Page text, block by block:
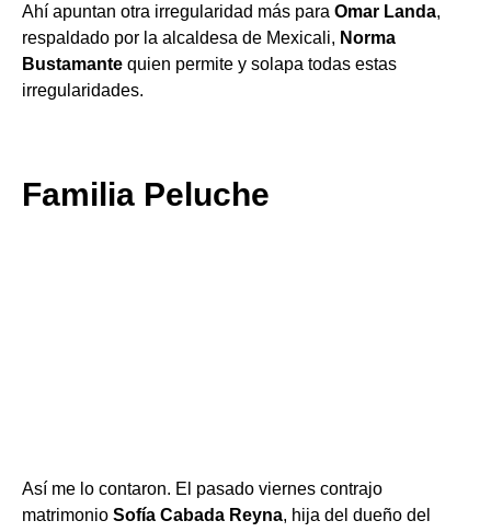
Ahí apuntan otra irregularidad más para Omar Landa,
respaldado por la alcaldesa de Mexicali, Norma
Bustamante quien permite y solapa todas estas
irregularidades.
Familia Peluche
Así me lo contaron. El pasado viernes contrajo
matrimonio Sofía Cabada Reyna, hija del dueño del